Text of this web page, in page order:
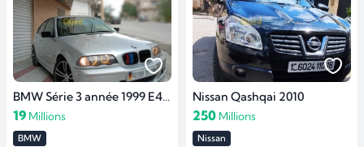
BMW Série 3 année 1999 E46 320D
19 Millions
BMW
Nissan Qashqai 2010
250 Millions
Nissan